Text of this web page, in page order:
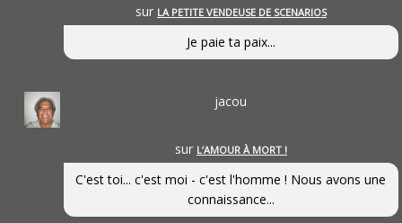
sur LA PETITE VENDEUSE DE SCENARIOS
Je paie ta paix...
jacou
sur L’AMOUR À MORT !
C'est toi... c'est moi - c'est l'homme ! Nous avons une
connaissance...